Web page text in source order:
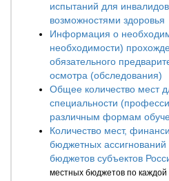
испытаний для
возможностями здоровья
Информация о
необходимости)
обязательного
осмотра (обследования)
Общее количество мест
специальности
различным формам
Количество мест,
бюджетных
бюджетов субъектов
местных бюджетов по